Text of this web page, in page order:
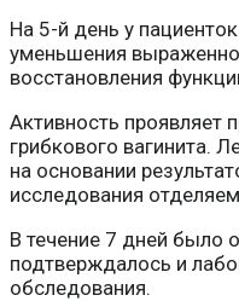
На 5-й день у
уменьшения
восстановления
Активность проявляет
грибкового вагинита.
на основании
исследования
В течение 7 дней было
подтверждалось и
обследования.